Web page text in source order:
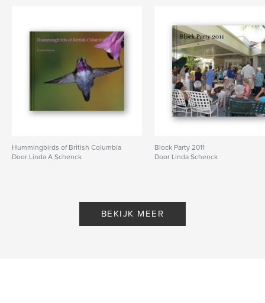
Hummingbirds of British Columbia
Door Linda A Schenck
Block Party 2011
Door Linda Schenck
BEKIJK MEER